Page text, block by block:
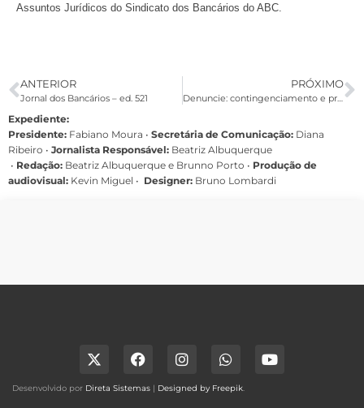
Assuntos Jurídicos do Sindicato dos Bancários do ABC.
ANTERIOR
Jornal dos Bancários – ed. 521
PRÓXIMO
Denuncie: contingenciamento e pressão ferem direito de greve
Expediente:
Presidente: Fabiano Moura • Secretária de Comunicação: Diana
Ribeiro • Jornalista Responsável: Beatriz Albuquerque
• Redação: Beatriz Albuquerque e Brunno Porto • Produção de
audiovisual: Kevin Miguel • Designer: Bruno Lombardi
Desenvolvido por Direta Sistemas | Designed by Freepik.